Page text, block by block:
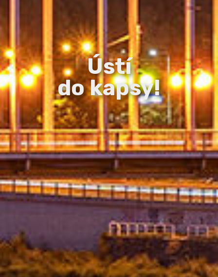
Ústí
do kapsy!